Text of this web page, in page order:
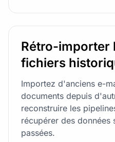
Rétro-importer
fichiers
Importez d'anciens e-
documents depuis
reconstruire les
récupérer des
passées.